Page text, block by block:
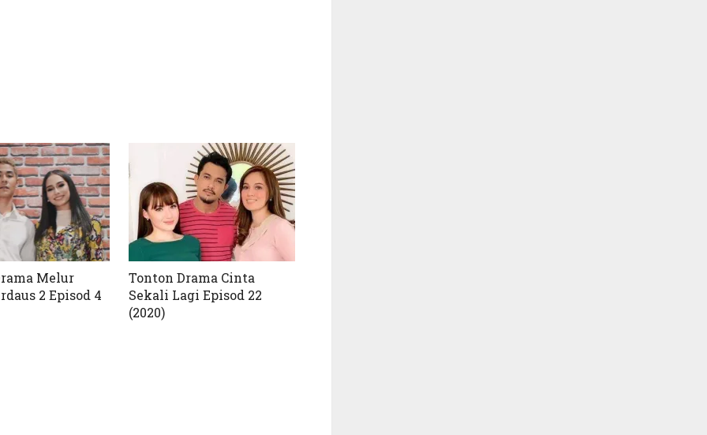
Melur
2 Episod 4
Tonton Drama Cinta
Sekali Lagi Episod 22
(2020)